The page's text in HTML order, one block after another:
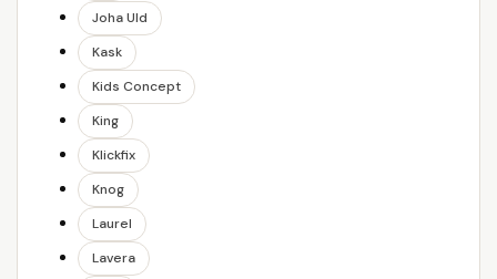
Joha Uld
Kask
Kids Concept
King
Klickfix
Knog
Laurel
Lavera